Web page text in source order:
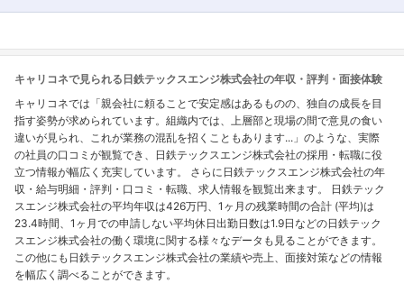
キャリコネで見られる日鉄テックスエンジ株式会社の年収・評判・面接体験
キャリコネでは「親会社に頼ることで安定感はあるものの、独自の成長を目
指す姿勢が求められています。組織内では、上層部と現場の間で意見の食い
違いが見られ、これが業務の混乱を招くこともあります...」のような、実際
の社員の口コミが観覧でき、日鉄テックスエンジ株式会社の採用・転職に役
立つ情報が幅広く充実しています。 さらに日鉄テックスエンジ株式会社の年
収・給与明細・評判・口コミ・転職、求人情報を観覧出来ます。 日鉄テック
スエンジ株式会社の平均年収は426万円、1ヶ月の残業時間の合計 (平均)は
23.4時間、1ヶ月での申請しない平均休日出勤日数は1.9日などの日鉄テック
スエンジ株式会社の働く環境に関する様々なデータも見ることができます。
この他にも日鉄テックスエンジ株式会社の業績や売上、面接対策などの情報
を幅広く調べることができます。